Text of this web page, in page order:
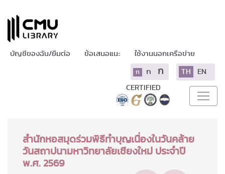
บัญชีของฉัน/ยืมต่อ ข้อเสนอแนะ ใช้งานนอกเครือข่าย
ก ก ก TH EN
CERTIFIED
สำนักหอสมุดร่วมพิธีทำบุญเนื่องในวันคล้าย
วันสถาปนามหาวิทยาลัยเชียงใหม่ ประจำปี
พ.ศ. 2569